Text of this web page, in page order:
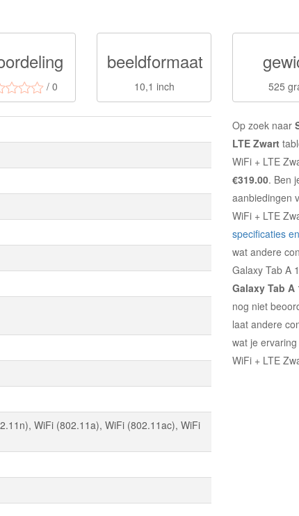
/ 0
beeldformaat
10,1 inch 525
WiFi (802.11a), WiFi (802.11ac), WiFi
Op zoek naar
LTE Zwart
WiFi + LTE
€319.00. Ben
aanbiedingen
WiFi + LTE
specificaties
wat andere
Galaxy Tab A
Galaxy Tab A
nog niet
laat andere
wat je
WiFi + LTE